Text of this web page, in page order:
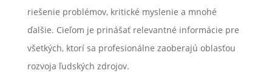
riešenie problémov, kritické myslenie a mnohé
ďalšie. Cieľom je prinášať relevantné informácie pre
všetkých, ktorí sa profesionálne zaoberajú oblasťou
rozvoja ľudských zdrojov.